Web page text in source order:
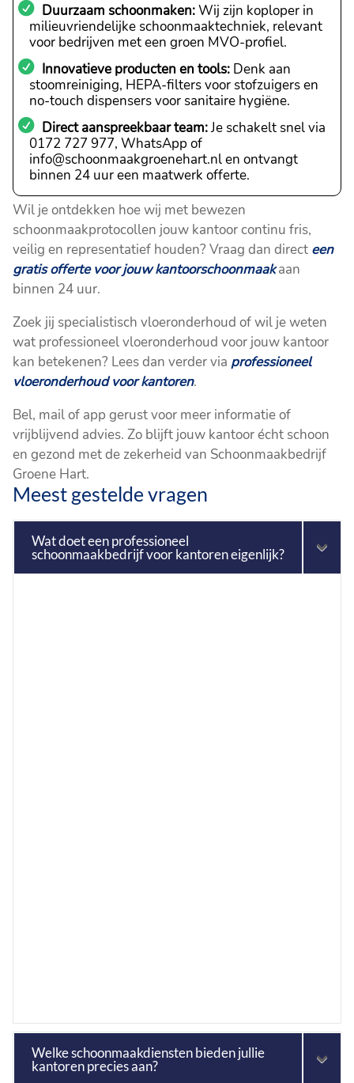
Duurzaam schoonmaken:Wij zijn koploper in
milieuvriendelijke schoonmaaktechniek, relevant
voor bedrijven met een groen MVO-profiel.
Innovatieve producten en tools: Denk aan
stoomreiniging, HEPA-filters voor stofzuigers en
no-touch dispensers voor sanitaire hygiëne.
Direct aanspreekbaar team:Je schakelt snel via
0172 727 977, WhatsApp of
info@schoonmaakgroenehart.nl en ontvangt
binnen 24 uur een maatwerk offerte.
Wil je ontdekken hoe wij met bewezen
schoonmaakprotocollen jouw kantoor continu fris,
veilig en representatief houden? Vraag dan direct een
gratis offerte voor jouw kantoorschoonmaakaan
binnen 24 uur.
Zoek jij specialistisch vloeronderhoud of wil je weten
wat professioneel vloeronderhoud voor jouw kantoor
kan betekenen? Lees dan verder via professioneel
vloeronderhoud voor kantoren.
Bel, mail of app gerust voor meer informatie of
vrijblijvend advies. Zo blijft jouw kantoor écht schoon
en gezond met de zekerheid van Schoonmaakbedrijf
Groene Hart.
Meest gestelde vragen
Wat doet een professioneel
schoonmaakbedrijf voor kantoren eigenlijk?
Welke schoonmaakdiensten bieden jullie
kantoren precies aan?